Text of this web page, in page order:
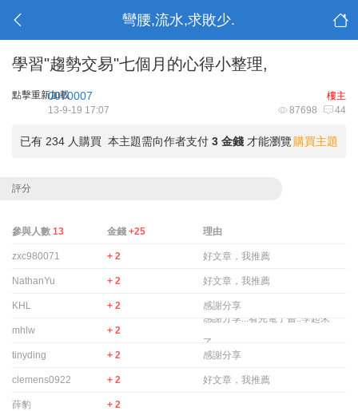
彎腰,流水,求敗少.
學習"趨勢交易"七個月的心得小整理,
點擊重新加載 樓主
0070007
87698 44
13-9-19 17:07
購買主題
已有 234 人購買 本主題需向作者支付 3 金錢 才能瀏覽
評分
參與人數 13 金錢+25 理由
zxc980071 + 2 好文章，我推薦
NathanYu + 2 好文章，我推薦
KHL + 2 感謝分享
mhlw + 2
感謝分享...看完電子書..學起來
了...
tinyding
+ 2 感謝分享
clemens0922 + 2 好文章，我推薦
薛豹 + 2